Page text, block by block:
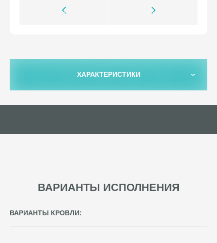
ХАРАКТЕРИСТИКИ
ВАРИАНТЫ ИСПОЛНЕНИЯ
ВАРИАНТЫ КРОВЛИ: